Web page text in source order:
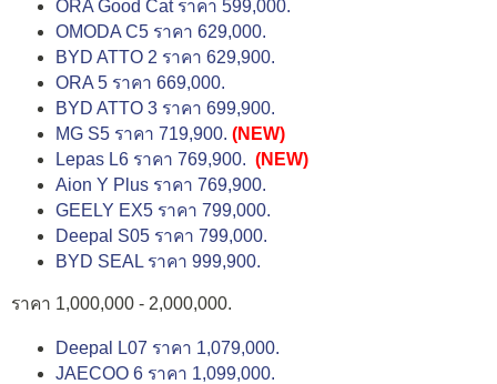
ORA Good Cat ราคา 599,000.
OMODA C5 ราคา 629,000.
BYD ATTO 2 ราคา 629,900.
ORA 5 ราคา 669,000.
BYD ATTO 3 ราคา 699,900.
MG S5 ราคา 719,900. (NEW)
Lepas L6 ราคา 769,900. (NEW)
Aion Y Plus ราคา 769,900.
GEELY EX5 ราคา 799,000.
Deepal S05 ราคา 799,000.
BYD SEAL ราคา 999,900.
ราคา 1,000,000 - 2,000,000.
Deepal L07 ราคา 1,079,000.
JAECOO 6 ราคา 1,099,000.